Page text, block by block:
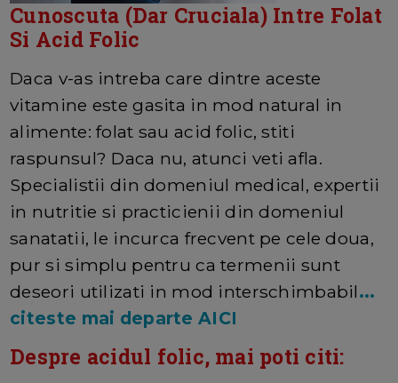
Cunoscuta (Dar Cruciala) Intre Folat
Si Acid Folic
Daca v-as intreba care dintre aceste
vitamine este gasita in mod natural in
alimente: folat sau acid folic, stiti
raspunsul? Daca nu, atunci veti afla.
Specialistii din domeniul medical, expertii
in nutritie si practicienii din domeniul
sanatatii, le incurca frecvent pe cele doua,
pur si simplu pentru ca termenii sunt
deseori utilizati in mod interschimbabil...
citeste mai departe AICI
Despre acidul folic, mai poti citi: